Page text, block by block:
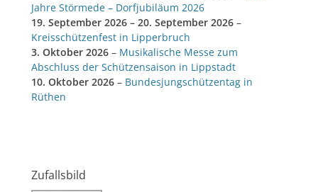
Jahre Störmede – Dorfjubiläum 2026
19. September 2026 – 20. September 2026 –
Kreisschützenfest in Lipperbruch
3. Oktober 2026 – Musikalische Messe zum
Abschluss der Schützensaison in Lippstadt
10. Oktober 2026 – Bundesjungschützentag in
Rüthen
Zufallsbild